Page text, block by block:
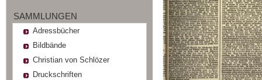
SAMMLUNGEN
Adressbücher
Bildbände
Christian von Schlözer
Druckschriften